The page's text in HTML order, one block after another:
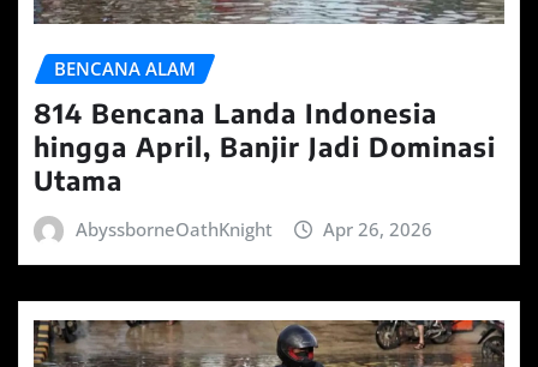
BENCANA ALAM
814 Bencana Landa Indonesia
hingga April, Banjir Jadi Dominasi
Utama
AbyssborneOathKnight Apr 26, 2026